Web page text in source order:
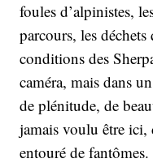
foules d’alpinistes,
parcours, les
conditions des
caméra, mais dans
de plénitude, de
jamais voulu être ici,
entouré de